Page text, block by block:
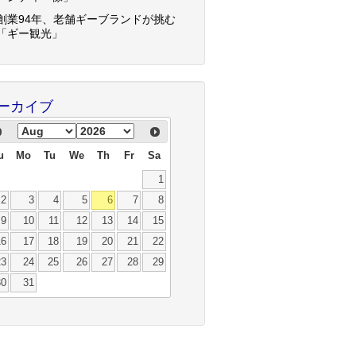
業94年、老舗ギーブランドが挑む
ギー観光」
カイブ
Mo Tu We Th Fr Sa
1
2
3 4 5 6 7
8
9
10 11 12 13 14
15
17 18 19 20 21
22
24 25 26 27 28
29
31